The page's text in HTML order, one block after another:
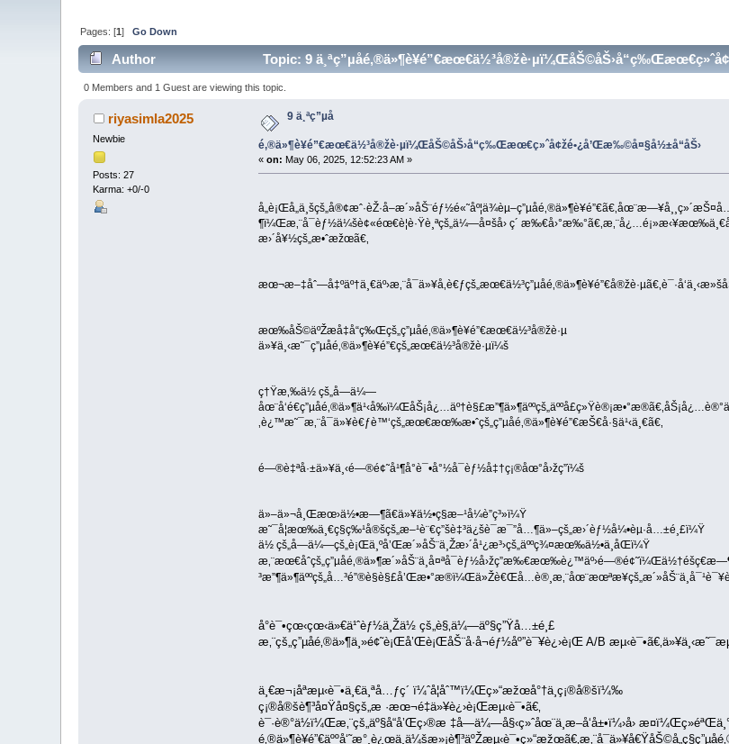
Pages: [1]Go Down
Author Topic: 9
0 Members and 1 Guest are viewing this topic.
riyasimla2025
Newbie
Posts: 27
Karma: +0/-0
9 ä¸ªç”µå­
é‚®ä»¶è¥é”€æœ€ä½³å®žè·µï¼ŒåŠ©åŠ›å“ç‰Œæœ€ç»ˆå¢žé•¿å’Œæ‰©å¤§å½±å“åŠ›
« on: May 06, 2025, 12:52:23 AM »
¶ï¼Œæ‚¨å¯èƒ½ä¼šè¢«éœ€è¦è·Ÿè¸ªçš„ä¼—å¤šå› ç´
æ›´å¥½çš„æ•ˆæžœã€‚
æœ‰åŠ©äºŽæå‡å“ç‰Œçš„ç”µå­é‚®ä»¶è¥é”€æœ€ä½³å®žè·µ
ä»¥ä¸‹æ˜¯ç”µå­é‚®ä»¶è¥é”€çš„æœ€ä½³å®žè·µï¼š
ç†Ÿæ‚‰ä½ çš„å—ä¼—
‚è¿™æ˜¯æ‚¨å¯ä»¥è€ƒè™‘çš„æœ€æœ‰æ•ˆçš„ç”µå­é‚®ä»¶è¥é”€æŠ€å·§ä¹‹ä¸€ã€‚
é—®è‡ªå·±ä»¥ä¸‹é—®é¢˜å¹¶å°è¯•å°½å¯èƒ½å‡†ç¡®åœ°å›žç­”ï¼š
ä»–ä»¬å¸Œæœ›ä½•æ—¶ã€ä»¥ä½•ç§æ–¹å¼è”ç³»ï¼Ÿ
æ˜¯å¦æœ‰ä¸€ç§ç‰¹å®šçš„æ–¹è¨€ç”šè‡³ä¿šè¯­æ¯”å…¶ä»–çš„æ›´èƒ½å¼•èµ·å…±é¸£ï¼Ÿ
ä½ çš„å—ä¼—çš„è¡Œä¸ºå’Œæ´»åŠ¨ä¸Žæ›´å¹¿æ³›çš„äººç¾¤æœ‰ä½•ä¸åŒï¼Ÿ
å°è¯•çœ‹çœ‹ä»€ä¹ˆèƒ½ä¸Žä½ çš„è§‚ä¼—äº§ç”Ÿå…±é¸£
æ‚¨çš„ç”µå­é‚®ä»¶ä¸»é¢˜è¡Œå’Œè¡ŒåŠ¨å·å¬éƒ½åº”è¯¥è¿›è¡Œ A/B
ä¸€æ¬¡åªæµ‹è¯•ä¸€ä¸ªå…ƒç´ ï¼ˆå¦åˆ™ï¼Œç»“æžœå°†ä¸ç¡®å®šï¼‰
ç¡®å®šè¶³å¤Ÿå¤§çš„æ ·æœ¬é‡ä»¥è¿›è¡Œæµ‹è¯•ã€‚
è¯·è®°ä½ï¼Œæ‚¨çš„äº§å“å’Œç›®æ ‡å—ä¼—å§‹ç»ˆåœ¨ä¸æ–­å‘å±•ï¼›å›